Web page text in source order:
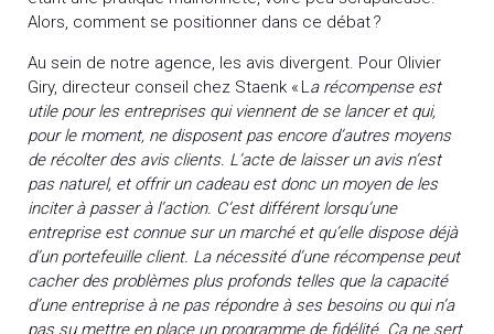
Alors, comment se positionner dans ce débat ?
Au sein de notre agence, les avis divergent. Pour Olivier
Giry, directeur conseil chez Staenk « La récompense est
utile pour les entreprises qui viennent de se lancer et qui,
pour le moment, ne disposent pas encore d’autres moyens
de récolter des avis clients. L’acte de laisser un avis n’est
pas naturel, et offrir un cadeau est donc un moyen de les
inciter à passer à l’action. C’est différent lorsqu’une
entreprise est connue sur un marché et qu’elle dispose déjà
d’un portefeuille client. La nécessité d’une récompense peut
cacher des problèmes plus profonds telles que la capacité
d’une entreprise à ne pas répondre à ses besoins ou qui n’a
pas su mettre en place un programme de fidélité. Ça ne sert